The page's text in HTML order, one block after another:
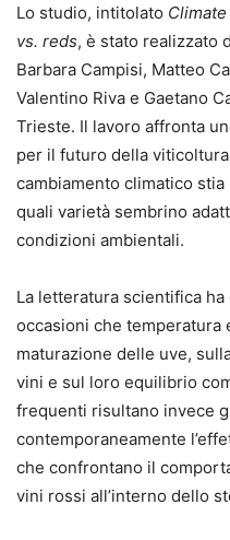
Lo studio, intitolato
vs. reds, è stato realizzato
Barbara Campisi, Matteo
Valentino Riva e Gaetano
Trieste. Il lavoro affronta
per il futuro della
cambiamento climatico
quali varietà sembrino
condizioni ambientali.
La letteratura scientifica
occasioni che
maturazione delle uve,
vini e sul loro equilibrio
frequenti risultano invece
contemporaneamente
che confrontano il
vini rossi all’interno dello